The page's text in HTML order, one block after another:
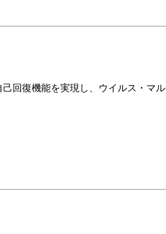
回復機能を実現し、ウイルス・マル